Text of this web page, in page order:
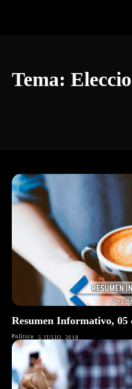
Tema:
Resumen Informativo, 05
Política 5 JULIO, 2018